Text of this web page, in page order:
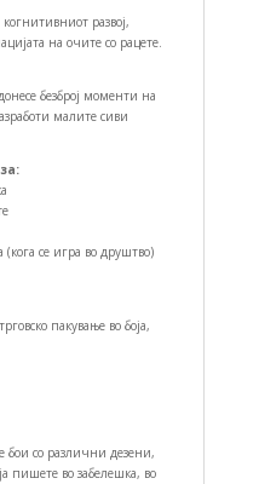
развој,
на очите со рацете.
безброј моменти на
малите сиви
се игра во друштво)
пакување во боја,
бои со различни дезени,
пишете во забелешка, во